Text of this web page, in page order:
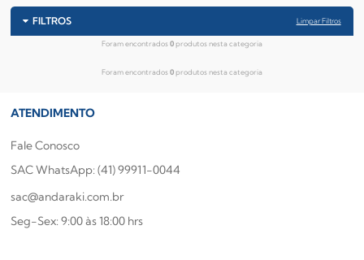
FILTROS Limpar Filtros
Foram encontrados0produtos nesta categoria
Foram encontrados0produtos nesta categoria
ATENDIMENTO
Fale Conosco
SAC WhatsApp: (41) 99911-0044
sac@andaraki.com.br
Seg-Sex: 9:00 às 18:00 hrs